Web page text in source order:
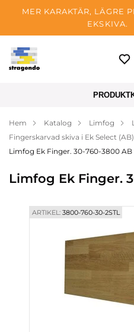
MER KARAKTÄR, LÄGRE
EKSKIVA.
Tallinn
Betalning
Om företaget
Blogg
Hem Katalog Limfog
Fingerskarvad skiva i Ek Select (AB)
Limfog Ek Finger. 30-760-3800 AB
Limfog Ek Finger.
ARTIKEL:3800-760-30-2STL